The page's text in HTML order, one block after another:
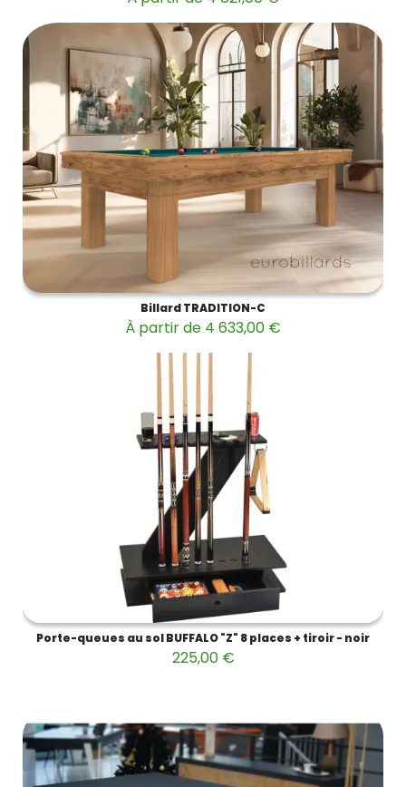
Billard TRADITION-C
À partir de 4 633,00 €
Porte-queues au sol BUFFALO "Z" 8 places + tiroir - noir
225,00 €